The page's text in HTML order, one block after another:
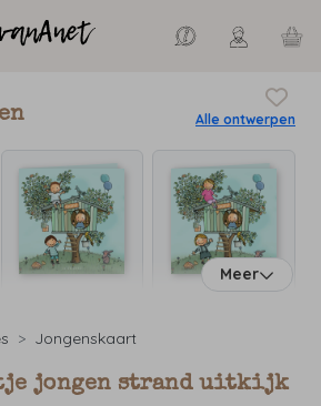
Alle ontwerpen
Meer
Jongenskaart
jongen strand uitkijk